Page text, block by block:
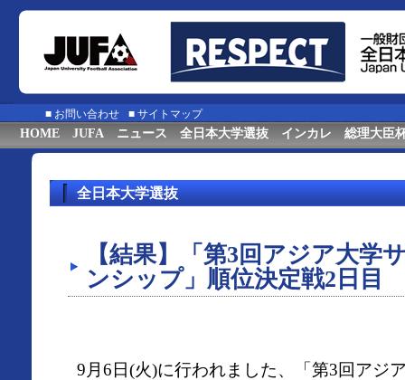
■ お問い合わせ ■ サイトマップ
HOME JUFA ニュース 全日本大学選抜 インカレ 総理大臣
全日本大学選抜
【結果】「第3回アジア大学
ンシップ」順位決定戦2日目
9月6日(火)に行われました、「第3回アジ